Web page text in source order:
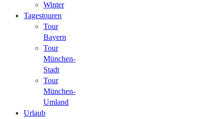
Winter
Tagestouren
Tour
Bayern
Tour
München-
Stadt
Tour
München-
Umland
Urlaub